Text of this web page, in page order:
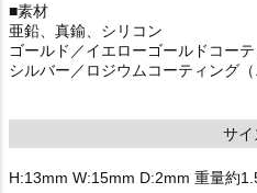
■素材
亜鉛、真鍮、シリコン
ゴールド／イエローゴールドコー
シルバー／ロジウムコーティング（
サイ
H:13mm W:15mm D:2mm 重量約